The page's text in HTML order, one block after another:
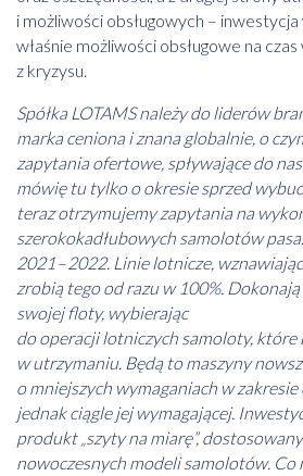
i możliwości obsługowych –
właśnie możliwości obsługowe na
z kryzysu.
Spółka LOTAMS należy do liderów
marka ceniona i znana globalnie, o
zapytania ofertowe, spływające do
mówię tu tylko o okresie sprzed
teraz otrzymujemy zapytania na
szerokokadłubowych samolotów
2021 – 2022. Linie lotnicze,
zrobią tego od razu w 100%.
swojej floty, wybierając
do operacji lotniczych samoloty, które
w utrzymaniu. Będą to maszyny
o mniejszych wymaganiach w zakresie
jednak ciągle jej wymagającej.
produkt „szyty na miarę”,
nowoczesnych modeli samolotów. Co